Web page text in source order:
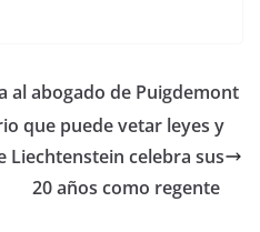
al abogado de Puigdemont
que puede vetar leyes y
Liechtenstein celebra sus
20 años como regente